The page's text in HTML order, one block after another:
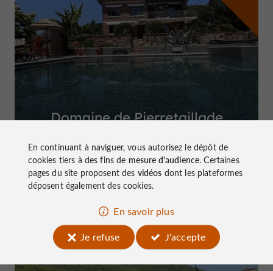
Domaine de Pierretaillade
Top expériences
En continuant à naviguer, vous autorisez le dépôt de
cookies tiers à des fins de mesure d'audience. Certaines
pages du site proposent des vidéos dont les plateformes
déposent également des cookies.
En savoir plus
Je refuse
J'accepte